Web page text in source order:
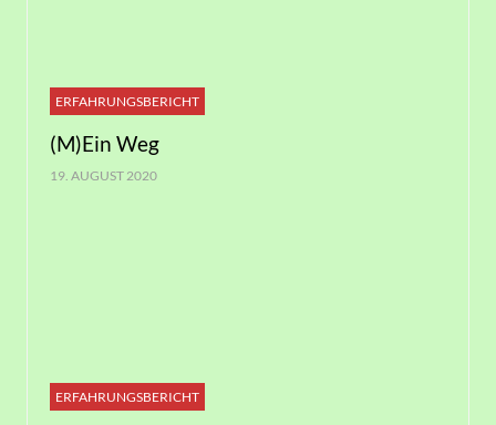
ERFAHRUNGSBERICHT
(M)Ein Weg
19. AUGUST 2020
ERFAHRUNGSBERICHT